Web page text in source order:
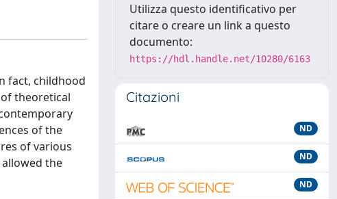
fact, childhood
theoretical
of the
of various
the
Utilizza questo identificativo per
citare o creare un link a questo
documento:
https://hdl.handle.net/10280/6163
Citazioni
ND
ND
ND